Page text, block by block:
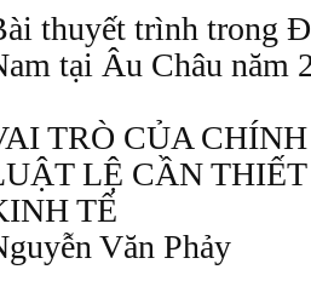
thuyết trình trong
tại Âu Châu năm
TRÒ CỦA
LỆ CẦN
TẾ
Văn Phảy